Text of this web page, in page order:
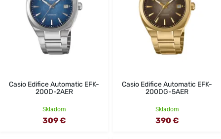
Casio Edifice Automatic EFK-
200D-2AER
Skladom
309 €
Casio Edifice Automatic EFK-
200DG-5AER
Skladom
390 €